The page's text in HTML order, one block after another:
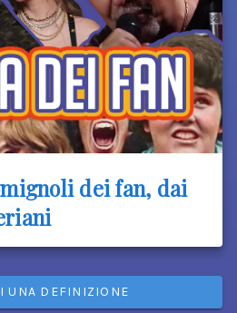
dei fan, dai
UNA DEFINIZIONE